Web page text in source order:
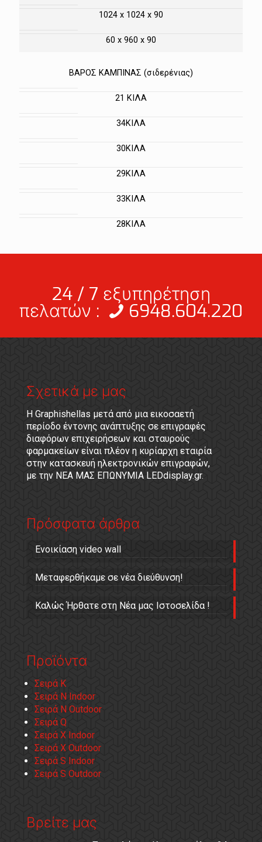
1024 x 1024 x 90
60 x 960 x 90
ΒΑΡΟΣ ΚΑΜΠΙΝΑΣ (σιδερένιας)
21 ΚΙΛΑ
34ΚΙΛΑ
30ΚΙΛΑ
29ΚΙΛΑ
33ΚΙΛΑ
28ΚΙΛΑ
24 / 7 εξυπηρέτηση
πελατών : 6948.604.220
Σχετικά με μας
Η Graphishellas μετά από μια εικοσαετή
περίοδο έντονης ανάπτυξης σε επιγραφές
διαφόρων επιχειρήσεων και σταυρούς
φαρμακείων είναι πλέον η κυρίαρχη εταιρία
στην κατασκευή ηλεκτρονικών επιγραφών,
με την ΝΕΑ ΜΑΣ ΕΠΩΝΥΜΙΑ LEDdisplay.gr.
Πρόσφατα άρθρα
Ενοικίαση video wall
Μεταφερθήκαμε σε νέα διεύθυνση!
Καλώς Ήρθατε στη Νέα μας Ιστοσελίδα !
Προϊόντα
Σειρά Κ
Σειρά Ν Indoor
Σειρά Ν Outdoor
Σειρά Q
Σειρά X Indoor
Σειρά X Outdoor
Σειρά S Indoor
Σειρά S Outdoor
Βρείτε μας